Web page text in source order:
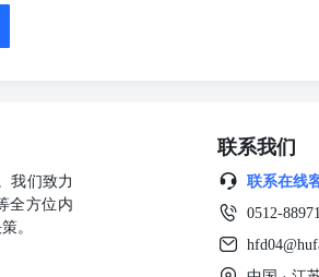
我们致力
全方位内
。
联系我们
联系在线
0512-